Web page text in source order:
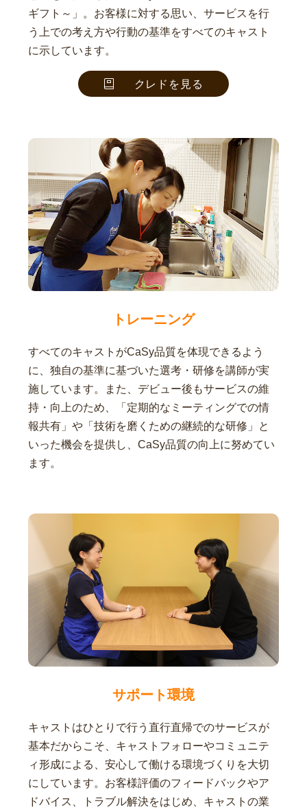
ギフト～」。お客様に対する思い、サービスを行
う上での考え方や行動の基準をすべてのキャスト
に示しています。
クレドを見る
トレーニング
すべてのキャストがCaSy品質を体現できるよう
に、独自の基準に基づいた選考・研修を講師が実
施しています。また、デビュー後もサービスの維
持・向上のため、「定期的なミーティングでの情
報共有」や「技術を磨くための継続的な研修」と
いった機会を提供し、CaSy品質の向上に努めてい
ます。
サポート環境
キャストはひとりで行う直行直帰でのサービスが
基本だからこそ、キャストフォローやコミュニテ
ィ形成による、安心して働ける環境づくりを大切
にしています。お客様評価のフィードバックやア
ドバイス、トラブル解決をはじめ、キャストの業